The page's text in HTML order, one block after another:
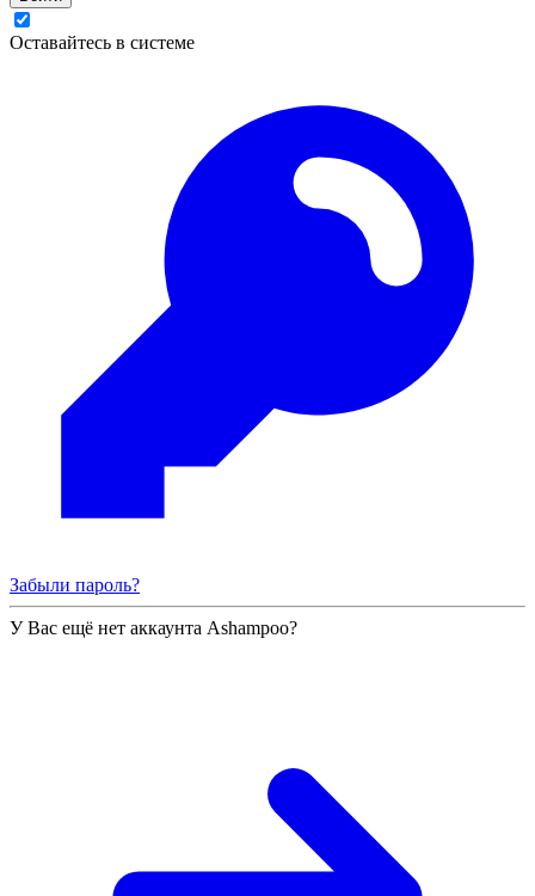
Оставайтесь в системе
Забыли пароль?
У Вас ещё нет аккаунта Ashampoo?